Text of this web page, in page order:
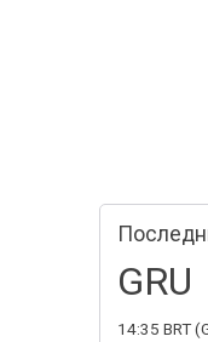
GRU
14:35 BRT